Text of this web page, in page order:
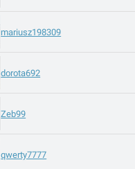
mariusz198309
dorota692
Zeb99
qwerty7777